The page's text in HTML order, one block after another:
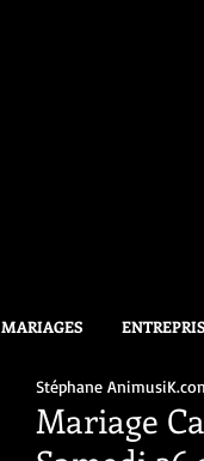
MARIAGES
Mariage
Stéphane